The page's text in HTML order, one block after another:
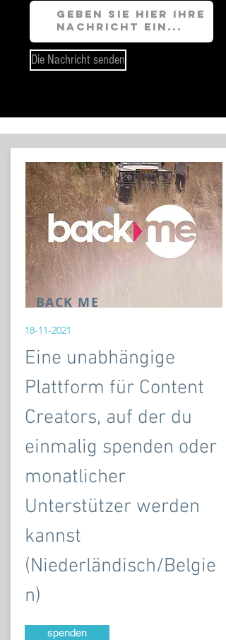
Die Nachricht senden
BACK ME
18-11-2021
Eine unabhängige
Plattform für Content
Creators, auf der du
einmalig spenden oder
monatlicher
Unterstützer werden
kannst
(Niederländisch/Belgie
n)
spenden